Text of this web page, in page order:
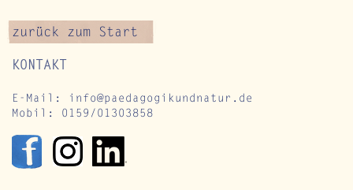
im Jahreskreis:
Ausdehnen und
– Achtsamkeit
zurück zum Start
KONTAKT
E-Mail:
info@paedagogikundnatur.de
Mobil: 0159/01303858